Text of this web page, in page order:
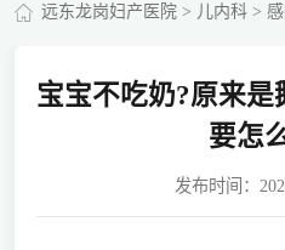
远东龙岗妇产医院> 儿内科>
宝宝不吃奶?原来
要怎
发布时间：